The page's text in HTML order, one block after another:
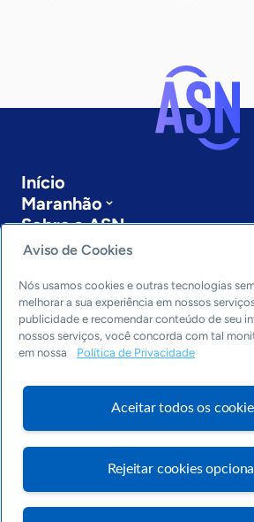
Início
Maranhão
Sobre a ASN
Últimas notícias
Editorias
Economia & Política
Inovação & Tecnologia
Dados
Aviso de Cookies
Nós usamos cookies e outras tecnologias
melhorar a sua experiência em nossos
publicidade e recomendar conteúdo de seu
nossos serviços, você concorda com tal
em nossa
Política de Privacidade
Aceitar todos os
Rejeitar cookies